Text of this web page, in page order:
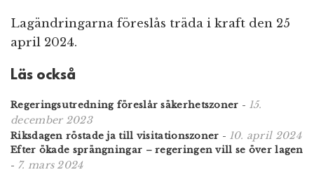
Lagändringarna föreslås träda i kraft den 25
april 2024.
Läs också
Regeringsutredning föreslår säkerhetszoner - 15.
december 2023
Riksdagen röstade ja till visitationszoner - 10. april 2024
Efter ökade sprängningar – regeringen vill se över lagen
- 7. mars 2024